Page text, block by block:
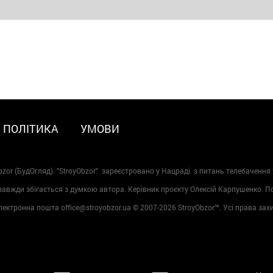
ПОЛІТИКА УМОВИ
(БудОгляд). "StroyObzor" зареєстровано у Нацраді з питань телебачення
збігається з думкою автора. Керівник проєкту Олексій Карпушенко.
пошта office@stroyobzor.ua © 2007-2026 StroyObzor™. Усі права